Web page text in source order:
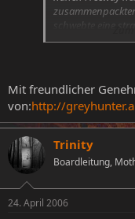
schwebte eine
Himmel herab
glich und eine
sich her zog,
wurde von den
beobachtet.
Heimfahrt
war es bereits
Mit freundlicher
von:http://
Trinity
Boardleitung,
24. April 2006